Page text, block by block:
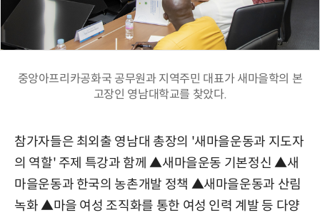
중앙아프리카공화국 공무원과 지역주민 대표가 새마을학의 본
고장인 영남대학교를 찾았다.
참가자들은 최외출 영남대 총장의 '새마을운동과 지도자
의 역할' 주제 특강과 함께 ▲새마을운동 기본정신 ▲새
마을운동과 한국의 농촌개발 정책 ▲새마을운동과 산림
녹화 ▲마을 여성 조직화를 통한 여성 인력 계발 등 다양